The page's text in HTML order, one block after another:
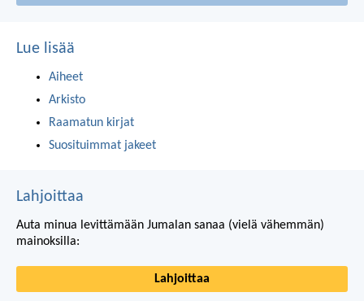
Lue lisää
Aiheet
Arkisto
Raamatun kirjat
Suosituimmat jakeet
Lahjoittaa
Auta minua levittämään Jumalan sanaa (vielä vähemmän)
mainoksilla:
Lahjoittaa